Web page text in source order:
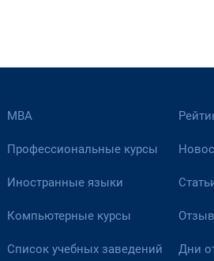
МВА
Профессиональные курсы
Иностранные языки
Компьютерные курсы
Список учебных заведений Дни